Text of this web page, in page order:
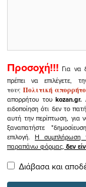
Προσοχή!!! Για να
πρέπει να επιλέγετε,
τουςΠολιτική
απορρήτου τουkozan.gr.
ειδοποίηση ότι δεν το
αυτή την περίπτωση, για
ξαναπατήστε
επιλογή.Η συμπλήρωση
παραπάνω φόρμας, δεν
Διάβασα και